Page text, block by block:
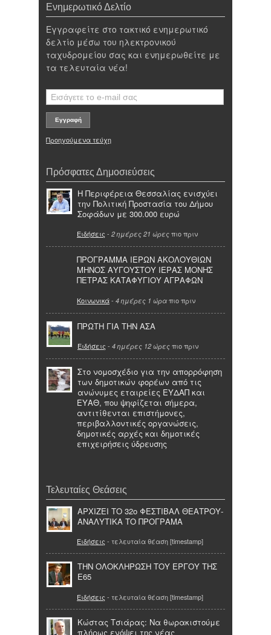
Ενημερωτικό Δελτίο
Εγγραφείτε στο τακτικό ενημερωτικό
δελτίο μέσω του ηλεκτρονικού
ταχυδρομείου σας και ενημερωθείτε με
τα τελευταία νέα!
Προηγούμενα τεύχη
Πρόσφατες Δημοσιεύσεις
Η Περιφέρεια Θεσσαλίας ενισχύει
την Πολιτική Προστασία του Δήμου
Σοφάδων με 300.000 ευρώ
Ειδήσεις - 2 ημέρες 21 ώρες πιο πριν
ΠΡΟΓΡΑΜΜΑ ΙΕΡΩΝ ΑΚΟΛΟΥΘΙΩΝ
ΜΗΝΟΣ ΑΥΓΟΥΣΤΟΥ ΙΕΡΑΣ ΜΟΝΗΣ
ΠΕΤΡΑΣ ΚΑΤΑΦΥΓΙΟΥ ΑΓΡΑΦΩΝ
Κοινωνικά- 4 ημέρες 1 ώρα πιο πριν
ΠΡΩΤΗ ΓΙΑ ΤΗΝ ΑΣΑ
Ειδήσεις - 4 ημέρες 12 ώρες πιο πριν
Στο νομοσχέδιο για την απορρόφηση
των δημοτικών φορέων από τις
ανώνυμες εταιρείες ΕΥΔΑΠ και
ΕΥΑΘ, που ψηφίζεται σήμερα,
αντιτίθενται επιστήμονες,
περιβαλλοντικές οργανώσεις,
δημοτικές αρχές και δημοτικές
επιχειρήσεις ύδρευσης
Τελευταίες Θεάσεις
ΑΡΧΙΖΕΙ ΤΟ 32ο ΦΕΣΤΙΒΑΛ ΘΕΑΤΡΟΥ-
ΑΝΑΛΥΤΙΚΑ ΤΟ ΠΡΟΓΡΑΜΑ
Ειδήσεις - τελευταία θέαση [timestamp]
ΤΗΝ ΟΛΟΚΛΗΡΩΣΗ ΤΟΥ ΕΡΓΟΥ ΤΗΣ
Ε65
Ειδήσεις - τελευταία θέαση [timestamp]
Κώστας Τσιάρας: Να θωρακιστούμε
πλήρως ενόψει της νέας